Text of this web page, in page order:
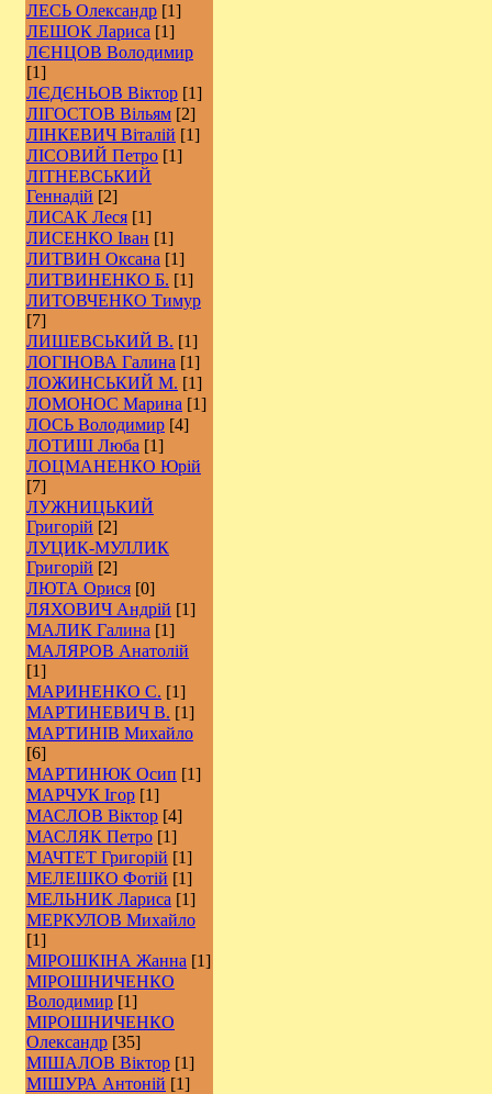
ЛЕСЬ Олександр [1]
ЛЕШОК Лариса [1]
ЛЄНЦОВ Володимир
[1]
ЛЄДЄНЬОВ Віктор [1]
ЛІГОСТОВ Вільям [2]
ЛІНКЕВИЧ Віталій [1]
ЛІСОВИЙ Петро [1]
ЛІТНЕВСЬКИЙ
Геннадій [2]
ЛИСАК Леся [1]
ЛИСЕНКО Іван [1]
ЛИТВИН Оксана [1]
ЛИТВИНЕНКО Б. [1]
ЛИТОВЧЕНКО Тимур
[7]
ЛИШЕВСЬКИЙ В. [1]
ЛОГІНОВА Галина [1]
ЛОЖИНСЬКИЙ М. [1]
ЛОМОНОС Марина [1]
ЛОСЬ Володимир [4]
ЛОТИШ Люба [1]
ЛОЦМАНЕНКО Юрій
[7]
ЛУЖНИЦЬКИЙ
Григорій [2]
ЛУЦИК-МУЛЛИК
Григорій [2]
ЛЮТА Орися [0]
ЛЯХОВИЧ Андрій [1]
МАЛИК Галина [1]
МАЛЯРОВ Анатолій
[1]
МАРИНЕНКО С. [1]
МАРТИНЕВИЧ В. [1]
МАРТИНІВ Михайло
[6]
МАРТИНЮК Осип [1]
МАРЧУК Ігор [1]
МАСЛОВ Віктор [4]
МАСЛЯК Петро [1]
МАЧТЕТ Григорій [1]
МЕЛЕШКО Фотій [1]
МЕЛЬНИК Лариса [1]
МЕРКУЛОВ Михайло
[1]
МІРОШКІНА Жанна [1]
МІРОШНИЧЕНКО
Володимир [1]
МІРОШНИЧЕНКО
Олександр [35]
МІШАЛОВ Віктор [1]
МІШУРА Антоній [1]